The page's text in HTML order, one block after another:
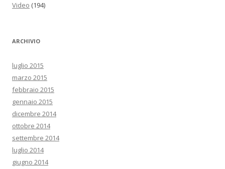
Video (194)
ARCHIVIO
luglio 2015
marzo 2015
febbraio 2015
gennaio 2015
dicembre 2014
ottobre 2014
settembre 2014
luglio 2014
giugno 2014